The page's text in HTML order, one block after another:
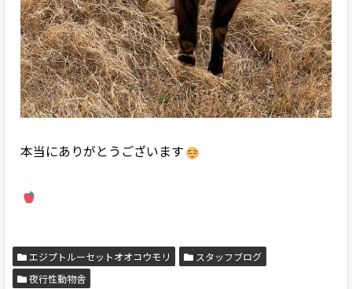
本当にありがとうございます
エジプトルーセットオオコウモリ
スタッフブログ
夜行性動物舎